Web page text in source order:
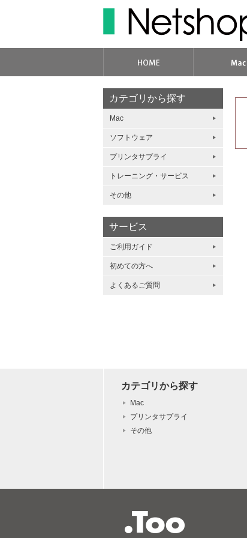
カテゴリから探す
Mac
ソフトウェア
プリンタサプライ
トレーニング・サービス
その他
サービス
ご利用ガイド
初めての方へ
よくあるご質問
カテゴリから探す
Mac
プリンタサプライ
その他